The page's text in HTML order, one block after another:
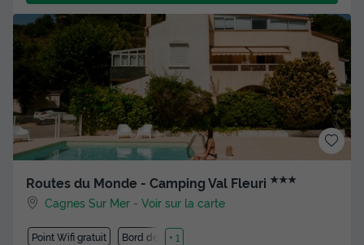
Routes du Monde - Camping Val Fleuri ★★★
Cagnes Sur Mer -Voir sur la carte
Point Wifi gratuit Bord de mer
+ 1